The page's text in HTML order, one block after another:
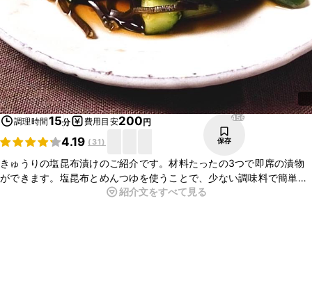
調理時間15分 費用目安200円
4.19 ( 31)
456
保存
きゅうりの塩昆布漬けのご紹介です。材料たったの3つで即席の漬物
ができます。塩昆布とめんつゆを使うことで、少ない調味料で簡単に
出来上がります。あと一品ほしい時や、おつまみにもぴったりなので
紹介文をすべて見る